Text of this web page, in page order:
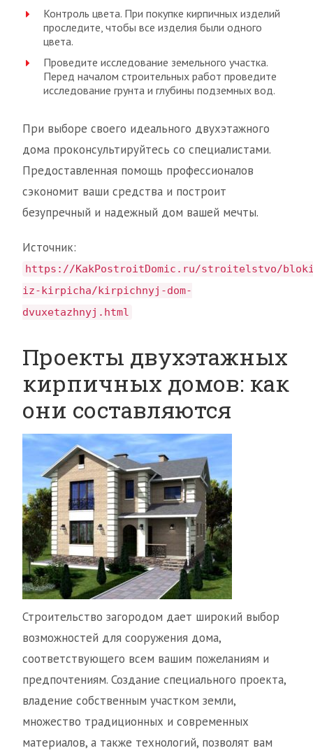
Контроль цвета. При покупке кирпичных изделий
проследите, чтобы все изделия были одного
цвета.
Проведите исследование земельного участка.
Перед началом строительных работ проведите
исследование грунта и глубины подземных вод.
При выборе своего идеального двухэтажного
дома проконсультируйтесь со специалистами.
Предоставленная помощь профессионалов
сэкономит ваши средства и построит
безупречный и надежный дом вашей мечты.
Источник:
https://KakPostroitDomic.ru/stroitelstvo/
iz-kirpicha/kirpichnyj-dom-
dvuxetazhnyj.html
Проекты двухэтажных
кирпичных домов: как
они составляются
Строительство загородом дает широкий выбор
возможностей для сооружения дома,
соответствующего всем вашим пожеланиям и
предпочтениям. Создание специального проекта,
владение собственным участком земли,
множество традиционных и современных
материалов, а также технологий, позволят вам